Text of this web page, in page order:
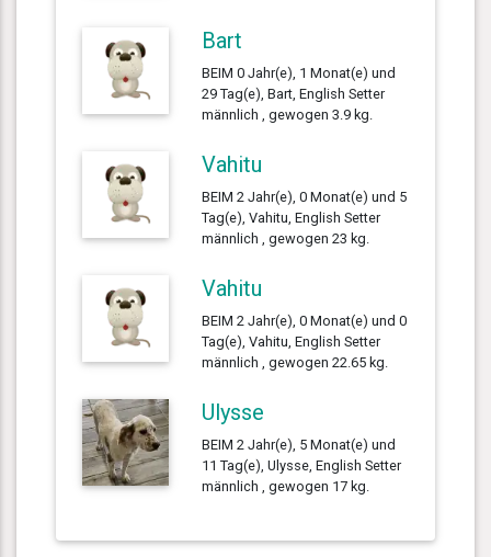
Bart
BEIM 0 Jahr(e), 1 Monat(e) und
29 Tag(e), Bart, English Setter
männlich , gewogen 3.9 kg.
Vahitu
BEIM 2 Jahr(e), 0 Monat(e) und 5
Tag(e), Vahitu, English Setter
männlich , gewogen 23 kg.
Vahitu
BEIM 2 Jahr(e), 0 Monat(e) und 0
Tag(e), Vahitu, English Setter
männlich , gewogen 22.65 kg.
Ulysse
BEIM 2 Jahr(e), 5 Monat(e) und
11 Tag(e), Ulysse, English Setter
männlich , gewogen 17 kg.